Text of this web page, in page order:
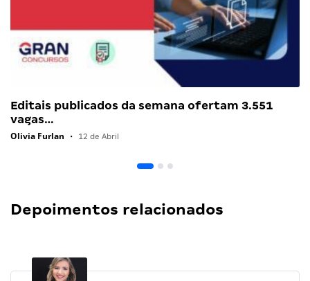
Editais publicados da semana ofertam 3.551
vagas…
Olivia Furlan • 12 de Abril
Depoimentos relacionados